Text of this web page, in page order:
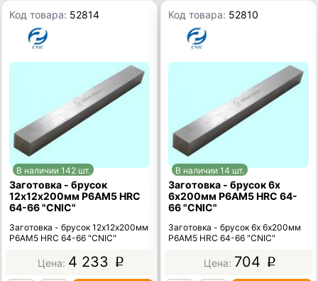
Код товара: 52814
В наличии 142 шт.
Заготовка - брусок
12х12х200мм Р6АМ5 HRC
64-66 "CNIC"
Заготовка - брусок 12х12х200мм
Р6АМ5 HRC 64-66 "CNIC"
4 233 p
Код товара: 52810
В наличии 14 шт.
Заготовка - брусок 6х
6х200мм Р6АМ5 HRC 64-
66 "CNIC"
Заготовка - брусок 6х 6х200мм
Р6АМ5 HRC 64-66 "CNIC"
704 p